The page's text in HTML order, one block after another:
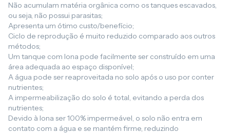
Não acumulam matéria orgânica como os tanques escavados,
ou seja, não possui parasitas;
Apresenta um ótimo custo/benefício;
Ciclo de reprodução é muito reduzido comparado aos outros
métodos;
Um tanque com lona pode facilmente ser construído em uma
área adequada ao espaço disponível;
A água pode ser reaproveitada no solo após o uso por conter
nutrientes;
A impermeabilização do solo é total, evitando a perda dos
nutrientes;
Devido à lona ser 100% impermeável, o solo não entra em
contato com a água e se mantém firme, reduzindo